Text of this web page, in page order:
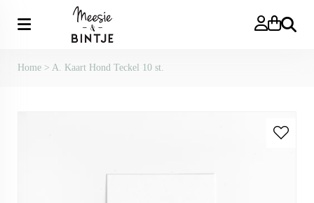
Zoeken
Home > A. Kaart Hond Teckel 10 st.